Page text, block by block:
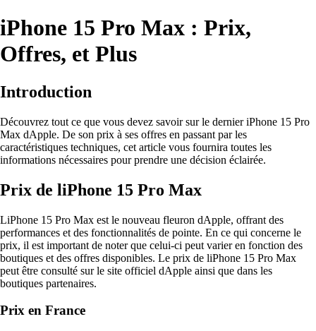
iPhone 15 Pro Max : Prix,
Offres, et Plus
Introduction
Découvrez tout ce que vous devez savoir sur le dernier iPhone 15 Pro
Max dApple. De son prix à ses offres en passant par les
caractéristiques techniques, cet article vous fournira toutes les
informations nécessaires pour prendre une décision éclairée.
Prix de liPhone 15 Pro Max
LiPhone 15 Pro Max est le nouveau fleuron dApple, offrant des
performances et des fonctionnalités de pointe. En ce qui concerne le
prix, il est important de noter que celui-ci peut varier en fonction des
boutiques et des offres disponibles. Le prix de liPhone 15 Pro Max
peut être consulté sur le site officiel dApple ainsi que dans les
boutiques partenaires.
Prix en France